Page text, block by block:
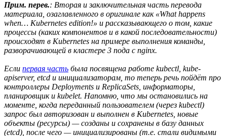
Прим. перев.: Вторая и заключительная часть перевода
материала, озаглавленного в оригинале как «What happens
when… Kubernetes edition!» и рассказывающего о том, какие
процессы (каких компонентов и в какой последовательности)
происходят в Kubernetes на примере выполнения команды,
разворачивающей в кластере 3 пода с nginx.
Если первая часть была посвящена работе kubectl, kube-
apiserver, etcd и инициализаторам, то теперь речь пойдёт про
контроллеры Deployments и ReplicaSets, информаторы,
планировщик и kubelet. Напомню, что мы остановились на
моменте, когда переданный пользователем (через kubectl)
запрос был авторизован и выполнен в Kubernetes, новые
объекты (ресурсы) — созданы и сохранены в базу данных
(etcd), после чего — инициализированы (т.е. стали видимыми